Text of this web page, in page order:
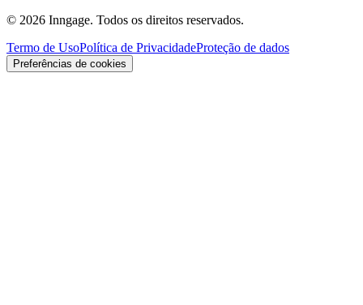
© 2026 Inngage. Todos os direitos reservados.
Termo de UsoPolítica de PrivacidadeProteção de dados
Preferências de cookies